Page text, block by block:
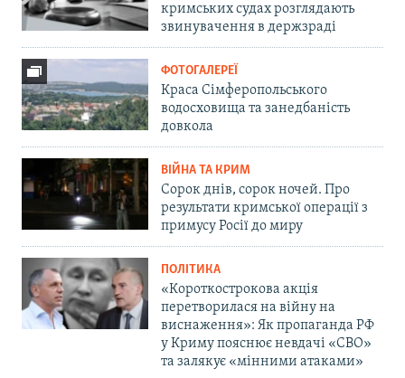
кримських судах розглядають
звинувачення в держзраді
ФОТОГАЛЕРЕЇ
Краса Сімферопольського
водосховища та занедбаність
довкола
ВІЙНА ТА КРИМ
Сорок днів, сорок ночей. Про
результати кримської операції з
примусу Росії до миру
ПОЛІТИКА
«Короткострокова акція
перетворилася на війну на
виснаження»: Як пропаганда РФ
у Криму пояснює невдачі «СВО»
та залякує «мінними атаками»